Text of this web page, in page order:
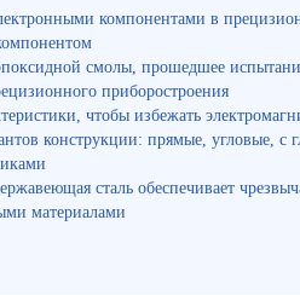
компонентами в
смолы, прошедшее
приборостроения
чтобы избежать
конструкции: прямые, угловые,
сталь обеспечивает
материалами